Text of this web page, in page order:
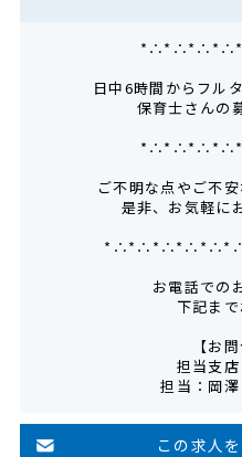
日中6時間からフル
保育士さんの
ご不明な点やご不
是非、お気軽に
お電話での
下記まで
【お
担当支
担当：岡澤
この求人